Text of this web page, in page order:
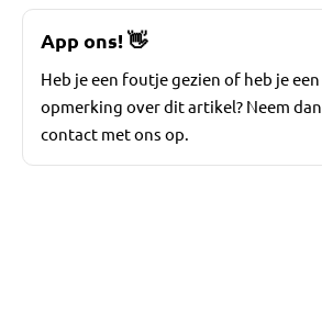
App ons!👋
Heb je een foutje gezien of heb je een
opmerking over dit artikel? Neem dan
contact met ons op.